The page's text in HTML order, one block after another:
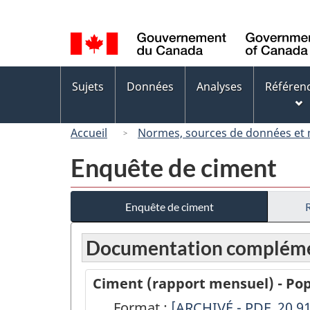
de
la
langue
des
Sujets Données Analyses
Accueil Normes, sources de données et
Enquête de ciment
Enquête de ciment
Documentation
Ciment (rapport mensuel) -